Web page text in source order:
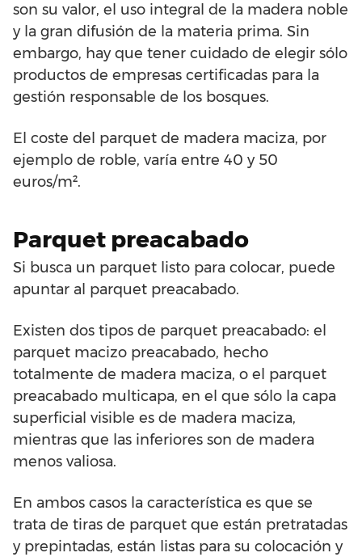
son su valor, el uso integral de la madera noble
y la gran difusión de la materia prima. Sin
embargo, hay que tener cuidado de elegir sólo
productos de empresas certificadas para la
gestión responsable de los bosques.
El coste del parquet de madera maciza, por
ejemplo de roble, varía entre 40 y 50
euros/m².
Parquet preacabado
Si busca un parquet listo para colocar, puede
apuntar al parquet preacabado.
Existen dos tipos de parquet preacabado: el
parquet macizo preacabado, hecho
totalmente de madera maciza, o el parquet
preacabado multicapa, en el que sólo la capa
superficial visible es de madera maciza,
mientras que las inferiores son de madera
menos valiosa.
En ambos casos la característica es que se
trata de tiras de parquet que están pretratadas
y prepintadas, están listas para su colocación y